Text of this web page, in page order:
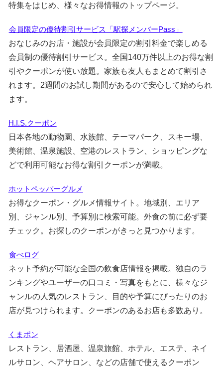
特集をはじめ、様々なお得情報のトップページ。
会員限定の優待割引サービス「駅探メンバーPass」
おなじみのお店・施設が会員限定の割引料金で楽しめる
会員制の優待割引サービス。全国140万件以上のお得な割
引やクーポンが使い放題。家族も友人もまとめて割引さ
れます。2週間のお試し期間があるので安心して始められ
ます。
H.I.S.クーポン
日本各地の動物園、水族館、テーマパーク、スキー場、
美術館、温泉施設、空港のレストラン、ショッピングな
どで利用可能なお得な割引クーポンが満載。
ホットペッパーグルメ
お得なクーポン・グルメ情報サイト。地域別、エリア
別、ジャンル別、予算別に検索可能。外食の前に必ず要
チェック。お探しのクーポンがきっと見つかります。
食べログ
ネット予約が可能な全国の飲食店情報を掲載。独自のラ
ンキングやユーザーの口コミ・写真をもとに、様々なジ
ャンルの人気のレストラン、目的や予算にぴったりのお
店が見つけられます。クーポンのあるお店も多数あり。
くまポン
レストラン、居酒屋、温泉旅館、ホテル、エステ、ネイ
ルサロン、ヘアサロン、などの店舗で使えるクーポン